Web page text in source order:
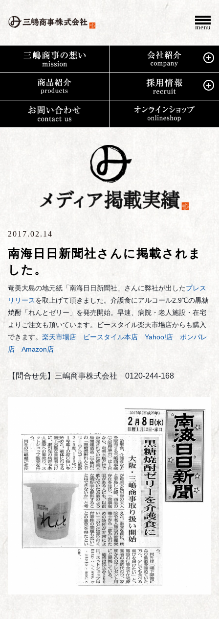
2017.02.14
南海日日新聞社さんに掲載されま
した。
奄美大島の地元紙「南海日日新聞社」さんに弊社が出したプレス
リリースを取上げて頂きました。介護食にアルコール2.9℃の黒糖
焼酎「れんとゼリー」を発売開始。早速、病院・老人施設・在宅
よりご注文も頂いています。ビースタイル楽天市場店からも購入
できます。 楽天市場店 ビースタイル本店 Yahoo!店
ポンパレ
店
Amazon店
【問合せ先】三嶋商事株式会社　0120-244-168